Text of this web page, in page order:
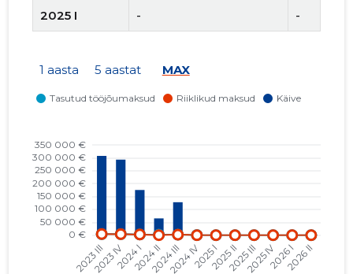
2025 I - -
2024 I
2023 IV
2023 III
1550 €
1 aasta 5 aastat MAX